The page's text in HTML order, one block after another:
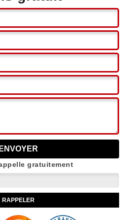
gratuitement